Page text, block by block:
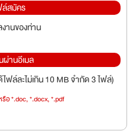
ล์สมัคร
านของท่าน
ผ่านอีเมล
ฟล์ละไม่เกิน 10 MB จำกัด 3 ไฟล์)
อ *.doc, *.docx, *.pdf